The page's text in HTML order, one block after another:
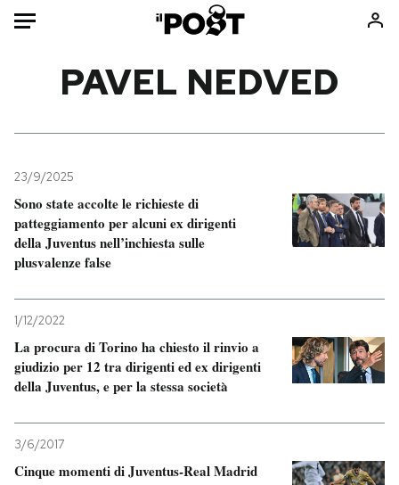
Mondo
Politica
Tecnologia
Internet
Cultura
Economia
Sport
Consumismi
Storie/Idee
Ok Boomer!
Europa
Mondiali calcio 2026
PAVEL NEDVED
23/9/2025
Sono state accolte le richieste di
patteggiamento per alcuni ex dirigenti
della Juventus nell’inchiesta sulle
plusvalenze false
1/12/2022
La procura di Torino ha chiesto il rinvio a
giudizio per 12 tra dirigenti ed ex dirigenti
della Juventus, e per la stessa società
3/6/2017
Cinque momenti di Juventus-Real Madrid